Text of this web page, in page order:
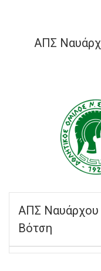
ΑΠΣ
ΑΠΣ Ναυάρχου
Βότση